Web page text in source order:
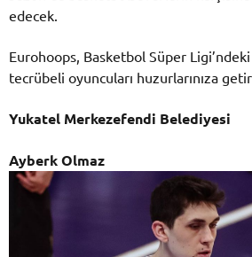
edecek.
Eurohoops, Basketbol Süper
tecrübeli oyuncuları huzurlarınıza
Yukatel Merkezefendi Belediyesi
Ayberk Olmaz